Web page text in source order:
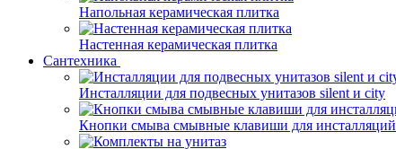
Напольная керамическая плитка
Настенная керамическая плитка
Сантехника
Инсталляции для подвесных унитазов silent и city
Кнопки смыва смывные клавиши для инсталляций